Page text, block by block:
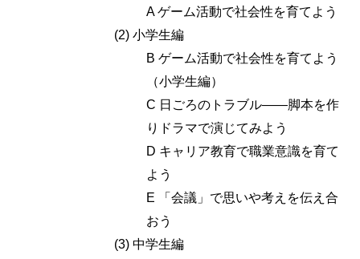
A ゲーム活動で社会性を育てよう
(2) 小学生編
B ゲーム活動で社会性を育てよう
（小学生編）
C 日ごろのトラブル――脚本を作
りドラマで演じてみよう
D キャリア教育で職業意識を育て
よう
E 「会議」で思いや考えを伝え合
おう
(3) 中学生編